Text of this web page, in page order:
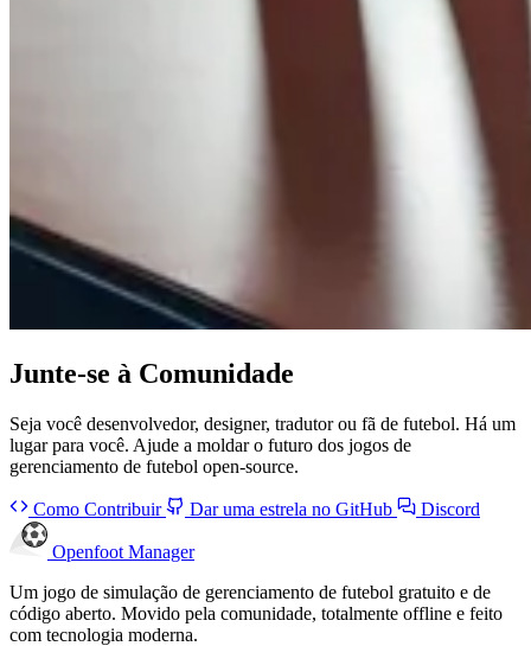
Junte-se à Comunidade
Seja você desenvolvedor, designer, tradutor ou fã de futebol. Há um
lugar para você. Ajude a moldar o futuro dos jogos de
gerenciamento de futebol open-source.
Como Contribuir Dar uma estrela no GitHub Discord
Openfoot Manager
Um jogo de simulação de gerenciamento de futebol gratuito e de
código aberto. Movido pela comunidade, totalmente offline e feito
com tecnologia moderna.